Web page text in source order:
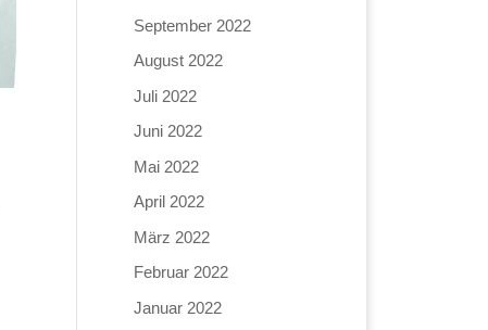
September 2022
August 2022
Juli 2022
Juni 2022
Mai 2022
April 2022
März 2022
Februar 2022
Januar 2022